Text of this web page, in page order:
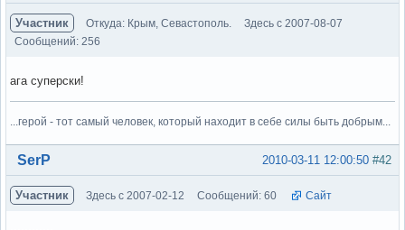
Участник Откуда: Крым, Севастополь.
Здесь с 2007-08-07
Сообщений: 256
ага суперски!
...герой - тот самый человек, который находит в себе силы быть добрым...
Вне форума #42
2010-03-11 12:00:50
SerP
Участник Здесь с 2007-02-12 Сообщений: 60 Сайт